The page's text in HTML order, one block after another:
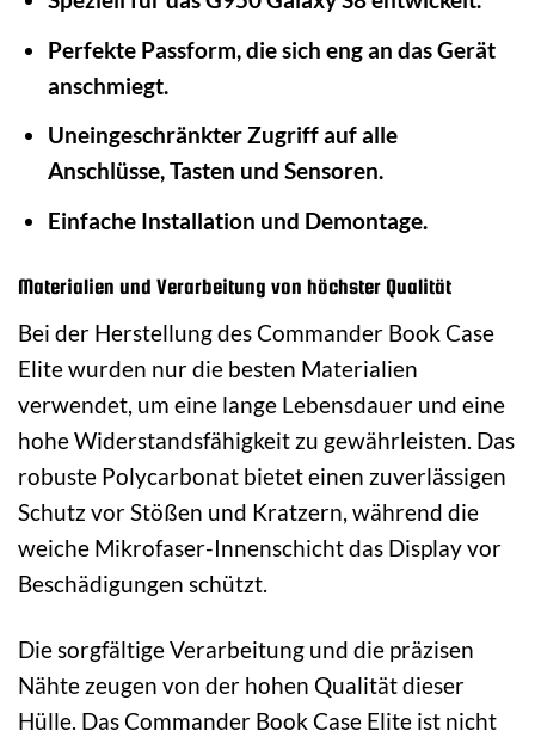
Perfekte Passform, die sich eng an das Gerät
anschmiegt.
Uneingeschränkter Zugriff auf alle
Anschlüsse, Tasten und Sensoren.
Einfache Installation und Demontage.
Materialien und Verarbeitung von höchster Qualität
Bei der Herstellung des Commander Book Case
Elite wurden nur die besten Materialien
verwendet, um eine lange Lebensdauer und eine
hohe Widerstandsfähigkeit zu gewährleisten. Das
robuste Polycarbonat bietet einen zuverlässigen
Schutz vor Stößen und Kratzern, während die
weiche Mikrofaser-Innenschicht das Display vor
Beschädigungen schützt.
Die sorgfältige Verarbeitung und die präzisen
Nähte zeugen von der hohen Qualität dieser
Hülle. Das Commander Book Case Elite ist nicht